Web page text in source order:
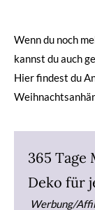
Wenn du noch
kannst du auch
Hier findest du
365 Tage
Deko für
Werbung/